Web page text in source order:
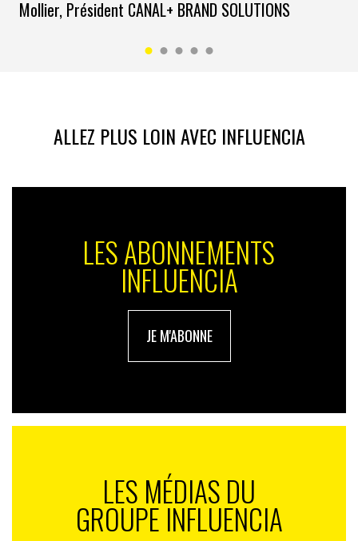
Mollier, Président CANAL+ BRAND SOLUTIONS
ALLEZ PLUS LOIN AVEC INFLUENCIA
LES ABONNEMENTS
INFLUENCIA
JE M'ABONNE
LES MÉDIAS DU
GROUPE INFLUENCIA